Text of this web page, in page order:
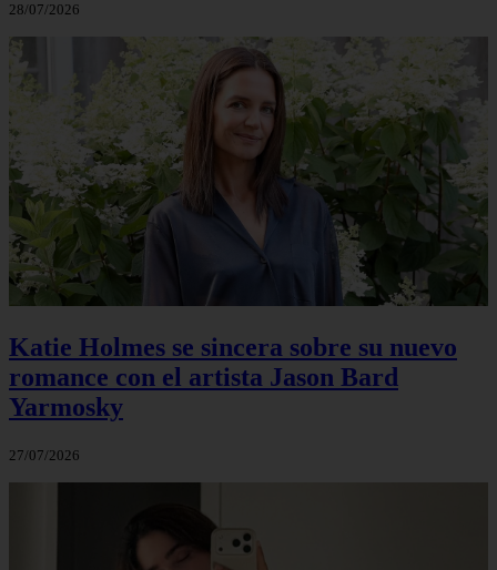
28/07/2026
Katie Holmes se sincera sobre su nuevo
romance con el artista Jason Bard
Yarmosky
27/07/2026